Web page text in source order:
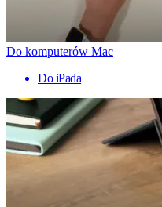
Do komputerów Mac
Do iPada